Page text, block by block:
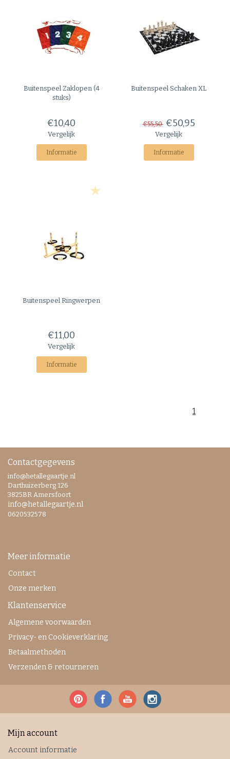
BuitenspeelZaklopen (4
stuks)
€10,40
Vergelijk
Informatie
Buitenspeel Schaken XL
€55,50 €50,95
Vergelijk
Informatie
Buitenspeel Ringwerpen
€11,00
Vergelijk
Informatie
1
Contactgegevens
info@hetallegaartje.nl
Darthuizerberg 126
3825BR Amersfoort
info@hetallegaartje.nl
0620532578
Meer informatie
Contact
Onze merken
Klantenservice
Algemene voorwaarden
Privacy- en Cookieverklaring
Betaalmethoden
Verzenden & retourneren
Mijn account
Account informatie